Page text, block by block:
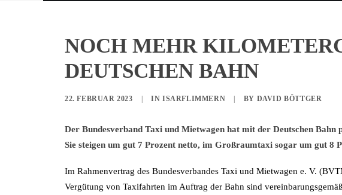
NOCH MEHR
DEUTSCHEN BAHN
22. FEBRUAR 2023 INISARFLIMMERN BY DAVID BÖTTGER
Der Bundesverband Taxi und Mietwagen hat mit der Deutschen Bahn
Sie steigen um gut 7 Prozent netto, im Großraumtaxi sogar um gut 8
Im Rahmenvertrag des Bundesverbandes Taxi und Mietwagen e. V.
Vergütung von Taxifahrten im Auftrag der Bahn sind